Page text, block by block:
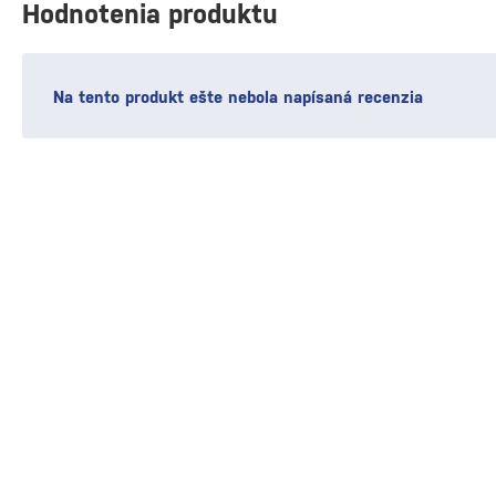
Hodnotenia produktu
Na tento produkt ešte nebola napísaná recenzia